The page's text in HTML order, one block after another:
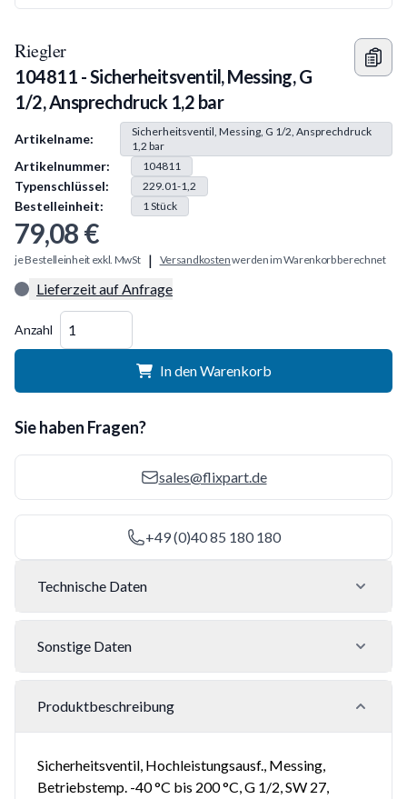
Riegler
104811 - Sicherheitsventil, Messing, G
1/2, Ansprechdruck 1,2 bar
Produkt Information
Artikelname:
Sicherheitsventil, Messing, G 1/2, Ansprechdruck
1,2 bar
Artikelnummer: 104811
Typenschlüssel: 229.01-1,2
Bestelleinheit: 1Stück
79,08 €
je Bestelleinheit exkl. MwSt | Versandkostenwerden im Warenkorb berechnet
Lieferzeit auf Anfrage
Anzahl
In den Warenkorb
Sie haben Fragen?
sales@flixpart.de
+49 (0)40 85 180 180
Technische Daten
Sonstige Daten
Produktbeschreibung
Sicherheitsventil, Hochleistungsausf., Messing,
Betriebstemp. -40 °C bis 200 °C, G 1/2, SW 27,